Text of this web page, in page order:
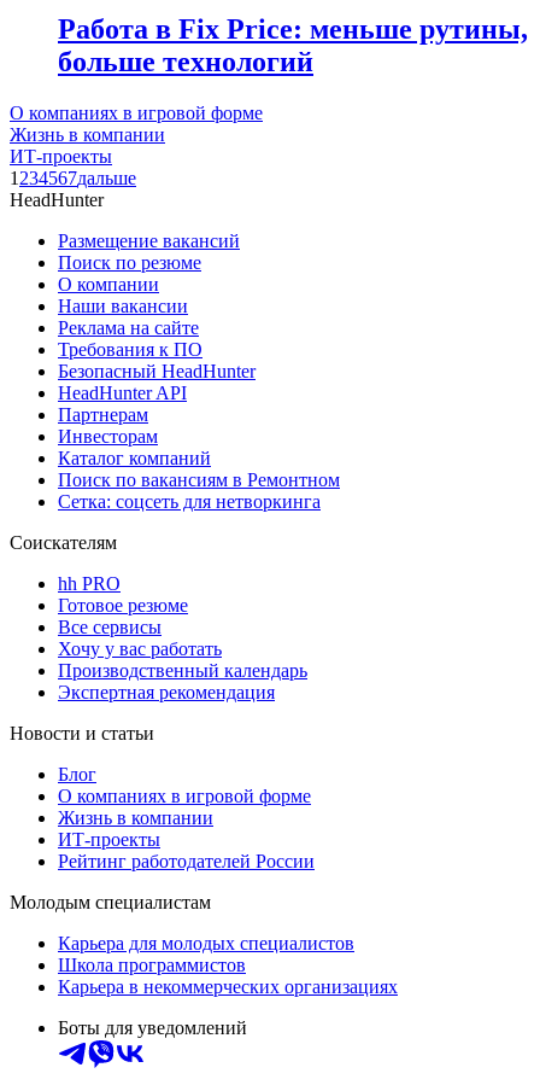
Работа в Fix Price: меньше рутины,
больше технологий
О компаниях в игровой форме
Жизнь в компании
ИТ-проекты
1 234567дальше
HeadHunter
Размещение вакансий
Поиск по резюме
О компании
Наши вакансии
Реклама на сайте
Требования к ПО
Безопасный HeadHunter
HeadHunter API
Партнерам
Инвесторам
Каталог компаний
Поиск по вакансиям в Ремонтном
Сетка: соцсеть для нетворкинга
Соискателям
hh PRO
Готовое резюме
Все сервисы
Хочу у вас работать
Производственный календарь
Экспертная рекомендация
Новости и статьи
Блог
О компаниях в игровой форме
Жизнь в компании
ИТ-проекты
Рейтинг работодателей России
Молодым специалистам
Карьера для молодых специалистов
Школа программистов
Карьера в некоммерческих организациях
Боты для уведомлений